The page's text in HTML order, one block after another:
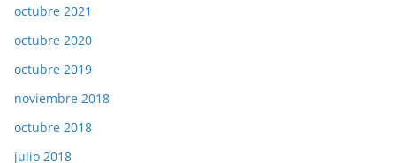
octubre 2021
octubre 2020
octubre 2019
noviembre 2018
octubre 2018
julio 2018